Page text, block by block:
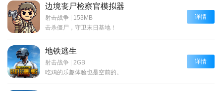
边境丧尸检察官模拟器
射击战争
153MB
击杀僵尸，守卫末日基地！
详情
地铁逃生
射击战争
2GB
吃鸡的乐趣体验也是空前的。
详情